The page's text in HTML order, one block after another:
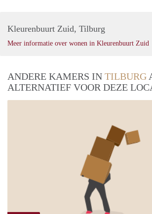
Kleurenbuurt Zuid, Tilburg
Meer informatie over wonen in Kleurenbuurt Zuid
ANDERE KAMERS IN TILBURG
ALTERNATIEF VOOR DEZE